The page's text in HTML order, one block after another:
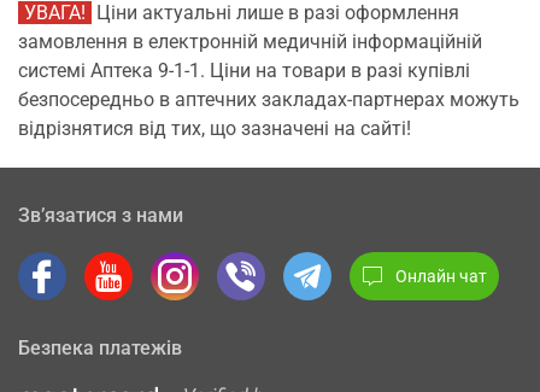
УВАГА! Ціни актуальні лише в разі оформлення
замовлення в електронній медичній інформаційній
системі Аптека 9-1-1. Ціни на товари в разі купівлі
безпосередньо в аптечних закладах-партнерах можуть
відрізнятися від тих, що зазначені на сайті!
Зв’язатися з нами
Онлайн чат
Безпека платежів